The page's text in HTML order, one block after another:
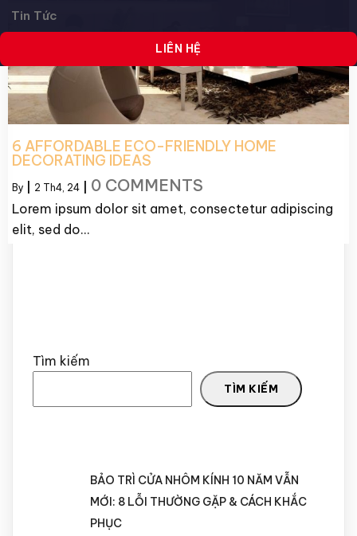
Tin Tức
LIÊN HỆ
6 AFFORDABLE ECO-FRIENDLY HOME
DECORATING IDEAS
By 2 Th4, 24 0 COMMENTS
Lorem ipsum dolor sit amet, consectetur adipiscing
elit, sed do…
Tìm kiếm
TÌM KIẾM
BẢO TRÌ CỬA NHÔM KÍNH 10 NĂM VẪN
MỚI: 8 LỖI THƯỜNG GẶP & CÁCH KHẮC
PHỤC